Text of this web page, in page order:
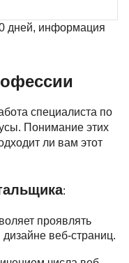
дней, информация
специалиста по
Понимание этих
ли вам этот
:
проявлять
веб-страниц.